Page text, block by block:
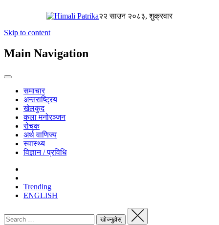
२२ साउन २०८३, शुक्रवार
Skip to content
Main Navigation
समाचार
अन्तराष्ट्रिय
खेलकुद
कला मनोरञ्जन
रोचक
अर्थ वाणिज्य
स्वास्थ्य
विज्ञान / प्रविधि
Trending
ENGLISH